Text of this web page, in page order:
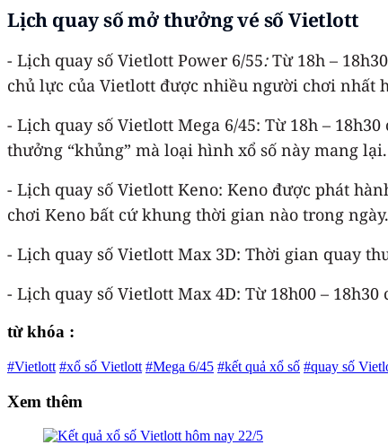
Lịch quay số mở thưởng vé số Vietlott
- Lịch quay số Vietlott Power 6/55:Từ 18h –
chủ lực của Vietlott được nhiều người chơi nhất
- Lịch quay số Vietlott Mega 6/45: Từ 18h –
thưởng “khủng” mà loại hình xổ số này mang lại.
- Lịch quay số Vietlott Keno: Keno được phát
chơi Keno bất cứ khung thời gian nào trong ngày.
- Lịch quay số Vietlott Max 3D: Thời gian quay
- Lịch quay số Vietlott Max 4D: Từ 18h00 –
từ khóa :
#Vietlott #xổ số Vietlott #Mega 6/45 #kết quả xổ số #quay số
Xem thêm